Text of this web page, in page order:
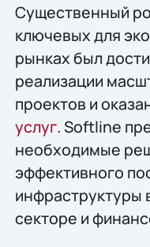
Существенный
ключевых для
рынках был
реализации
проектов и
услуг. Softline
необходимые
эффективного
инфраструктуры
секторе и